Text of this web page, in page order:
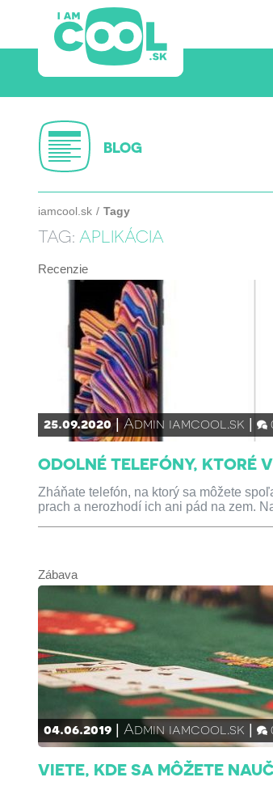
BLOG
iamcool.sk Tagy
TAG: APLIKÁCIA
Recenzie
25.09.2020 Admin iamcool.sk
ODOLNÉ TELEFÓNY, KTORÉ
Zháňate telefón, na ktorý sa môžete
prach a nerozhodí ich ani pád na zem.
Zábava
04.06.2019 Admin iamcool.sk
VIETE, KDE SA MÔŽETE